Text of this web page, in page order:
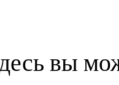
вы